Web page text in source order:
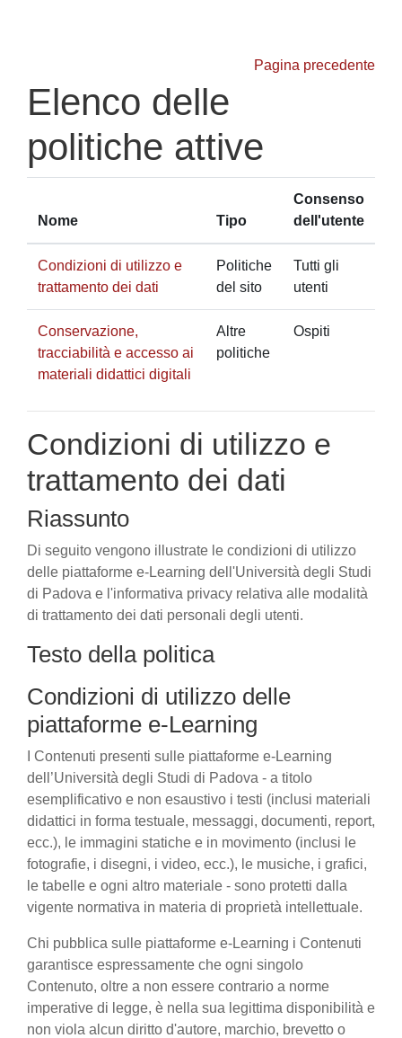
Pagina precedente
Elenco delle
politiche attive
Nome Tipo
Consenso
dell'utente
Condizioni di utilizzo e
trattamento dei dati
Politiche
del sito
Tutti gli
utenti
Conservazione,
tracciabilità e accesso ai
materiali didattici digitali
Altre
politiche
Ospiti
Condizioni di utilizzo e
trattamento dei dati
Riassunto
Di seguito vengono illustrate le condizioni di utilizzo
delle piattaforme e-Learning dell'Università degli Studi
di Padova e l'informativa privacy relativa alle modalità
di trattamento dei dati personali degli utenti.
Testo della politica
Condizioni di utilizzo delle
piattaforme e-Learning
I Contenuti presenti sulle piattaforme e-Learning
dell’Università degli Studi di Padova - a titolo
esemplificativo e non esaustivo i testi (inclusi materiali
didattici in forma testuale, messaggi, documenti, report,
ecc.), le immagini statiche e in movimento (inclusi le
fotografie, i disegni, i video, ecc.), le musiche, i grafici,
le tabelle e ogni altro materiale - sono protetti dalla
vigente normativa in materia di proprietà intellettuale.
Chi pubblica sulle piattaforme e-Learning i Contenuti
garantisce espressamente che ogni singolo
Contenuto, oltre a non essere contrario a norme
imperative di legge, è nella sua legittima disponibilità e
non viola alcun diritto d'autore, marchio, brevetto o